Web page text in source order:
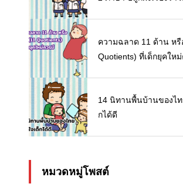
ความฉลาด 11 ด้าน หรื
Quotients) ที่เด็กยุคให
14 นิทานพื้นบ้านของไท
กได้ดี
หมวดหมู่โพสต์